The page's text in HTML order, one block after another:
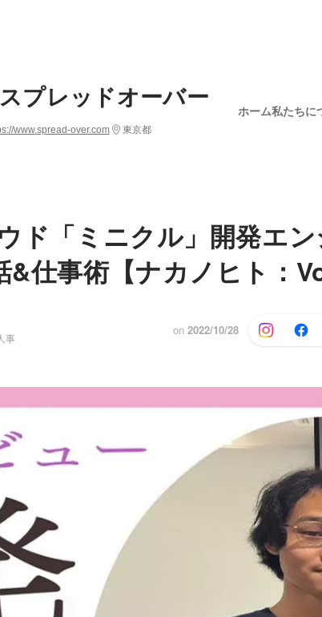
プレッドオーバー
www.spread-over.com 東京都
ホーム私たちに
ド「ミニクル」開発エ
&仕事術【ナカノヒト：
事
on 2022/10/28